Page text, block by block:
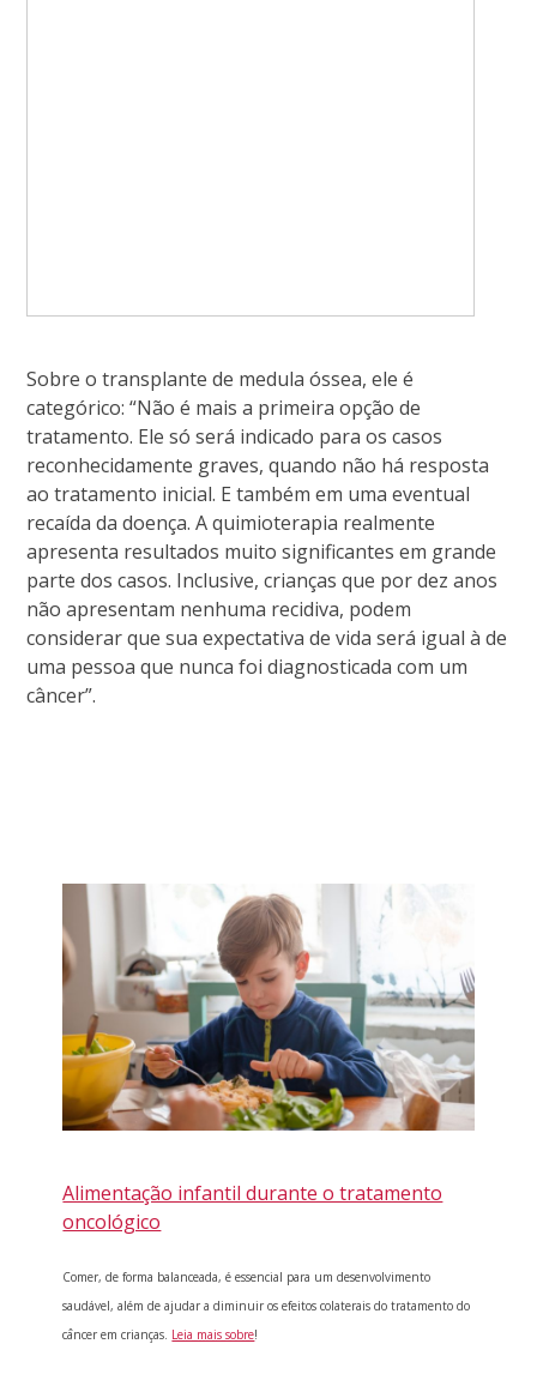
Sobre o transplante de medula óssea, ele é
categórico: “Não é mais a primeira opção de
tratamento. Ele só será indicado para os casos
reconhecidamente graves, quando não há resposta
ao tratamento inicial. E também em uma eventual
recaída da doença. A quimioterapia realmente
apresenta resultados muito significantes em grande
parte dos casos. Inclusive, crianças que por dez anos
não apresentam nenhuma recidiva, podem
considerar que sua expectativa de vida será igual à de
uma pessoa que nunca foi diagnosticada com um
câncer”.
Alimentação infantil durante o tratamento
oncológico
Comer, de forma balanceada, é essencial para um desenvolvimento
saudável, além de ajudar a diminuir os efeitos colaterais do tratamento do
câncer em crianças. Leia mais sobre!